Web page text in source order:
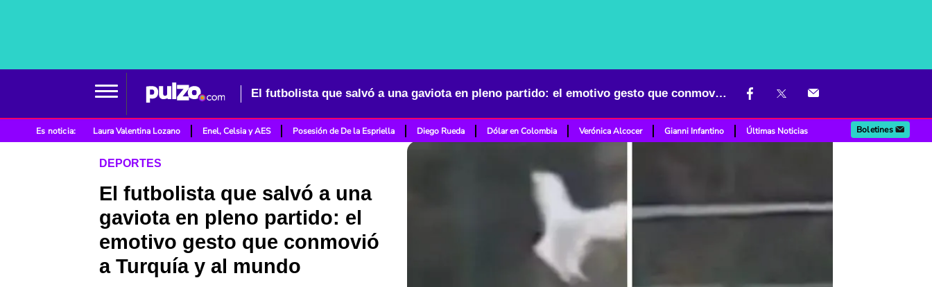
El futbolista que salvó a una gaviota en pleno partido: el emotivo gesto que conmovió a Turquía y al mundo
Es noticia: Laura Valentina Lozano Enel, Celsia y AES Posesión de De la Espriella Diego Rueda Dólar en Colombia Verónica Alcocer Gianni Infantino Últimas Noticias Boletines
DEPORTES
El futbolista que salvó a una
gaviota en pleno partido: el
emotivo gesto que conmovió
a Turquía y al mundo